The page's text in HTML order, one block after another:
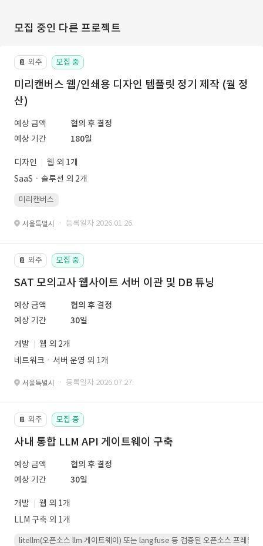
모집 중인 다른 프로젝트
📔 외주 모집 중
미리캔버스 웹/인쇄용 디자인 템플릿 정기 제작 (월 정
산)
예상 금액
협의 후 결정
예상 기간
180일
디자인
웹 외 1개
SaaSㆍ솔루션 외 2개
미리캔버스
서울특별시 · 등록일자 2026.01.26.
📔 외주 모집 중
SAT 모의고사 웹사이트 서버 이관 및 DB 튜닝
예상 금액
협의 후 결정
예상 기간
30일
개발
웹 외 2개
네트워크ㆍ서버 운영 외 1개
서울특별시 · 등록일자 2026.07.27.
📔 외주 모집 중
사내 통합 LLM API 게이트웨이 구축
예상 금액
협의 후 결정
예상 기간
30일
개발
웹 외 1개
LLM 구축 외 1개
litellm(오픈소스 llm 게이트웨이) 또는 langfuse 등 검증된 오픈소스 프레임워